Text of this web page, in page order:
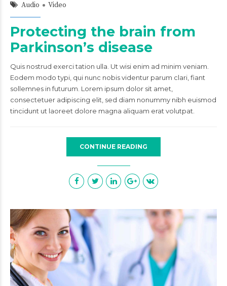
Audio Video
Protecting the brain from
Parkinson’s disease
Quis nostrud exerci tation ulla. Ut wisi enim ad minim veniam.
Eodem modo typi, qui nunc nobis videntur parum clari, fiant
sollemnes in futurum. Lorem ipsum dolor sit amet,
consectetuer adipiscing elit, sed diam nonummy nibh euismod
tincidunt ut laoreet dolore magna aliquam erat volutpat.
CONTINUE READING